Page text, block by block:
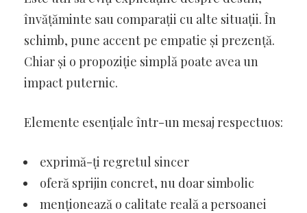
învățăminte sau comparații cu alte situații. În
schimb, pune accent pe empatie și prezență.
Chiar și o propoziție simplă poate avea un
impact puternic.
Elemente esențiale într-un mesaj respectuos:
exprimă-ți regretul sincer
oferă sprijin concret, nu doar simbolic
menționează o calitate reală a persoanei